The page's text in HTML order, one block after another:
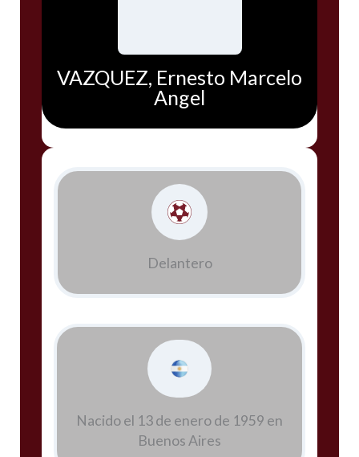
VAZQUEZ, Ernesto Marcelo
Angel
Delantero
Nacido el 13 de enero de 1959 en
Buenos Aires